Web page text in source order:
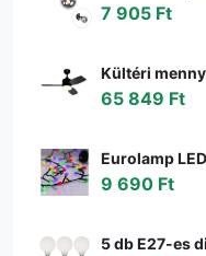
7 905 Ft
65 849 Ft
9 690 Ft